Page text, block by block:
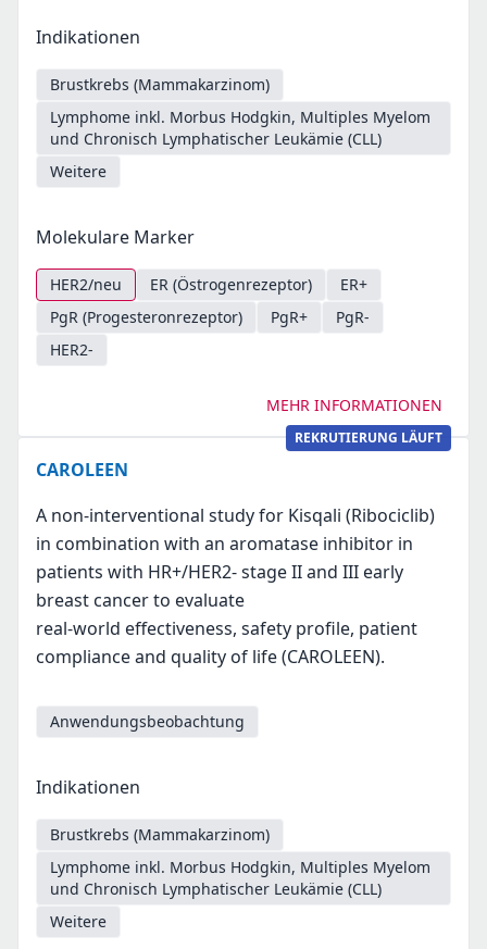
Indikationen
Brustkrebs (Mammakarzinom)
Lymphome inkl. Morbus Hodgkin, Multiples Myelom
und Chronisch Lymphatischer Leukämie (CLL)
Weitere
Molekulare Marker
HER2/neu ER (Östrogenrezeptor)
ER+
PgR (Progesteronrezeptor)
PgR+
PgR-
HER2-
MEHR INFORMATIONEN
REKRUTIERUNG LÄUFT
CAROLEEN
A non-interventional study for Kisqali (Ribociclib)
in combination with an aromatase inhibitor in
patients with HR+/HER2- stage II and III early
breast cancer to evaluate
real-world effectiveness, safety profile, patient
compliance and quality of life (CAROLEEN).
Anwendungsbeobachtung
Indikationen
Brustkrebs (Mammakarzinom)
Lymphome inkl. Morbus Hodgkin, Multiples Myelom
und Chronisch Lymphatischer Leukämie (CLL)
Weitere